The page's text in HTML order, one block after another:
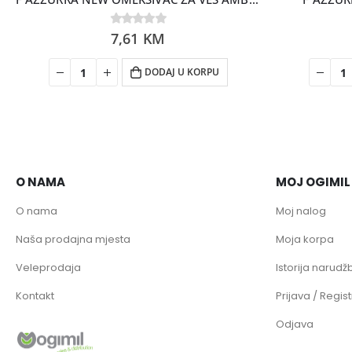
DODAJ U KORPU
O NAMA
O nama
Naša prodajna mjesta
Veleprodaja
Kontakt
MOJ OGIMIL
Moj nalog
Moja korpa
Istorija
Prijava /
Odjava